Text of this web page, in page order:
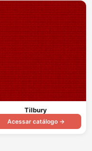
Tilbury
Acessar catálogo →